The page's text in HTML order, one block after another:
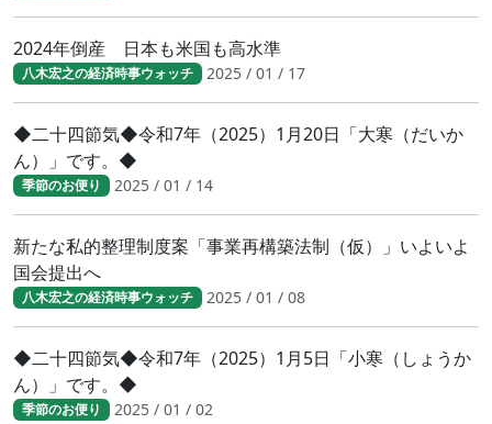
2024年倒産 日本も米国も高水準
八木宏之の経済時事ウォッチ 2025 / 01 / 17
◆二十四節気◆令和7年（2025）1月20日「大寒（だいか
ん）」です。◆
季節のお便り 2025 / 01 / 14
新たな私的整理制度案「事業再構築法制（仮）」いよいよ
国会提出へ
八木宏之の経済時事ウォッチ 2025 / 01 / 08
◆二十四節気◆令和7年（2025）1月5日「小寒（しょうか
ん）」です。◆
季節のお便り 2025 / 01 / 02